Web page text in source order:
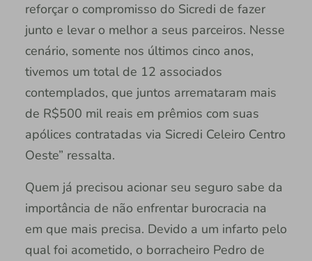
reforçar o compromisso do Sicredi de fazer
junto e levar o melhor a seus parceiros. Nesse
cenário, somente nos últimos cinco anos,
tivemos um total de 12 associados
contemplados, que juntos arremataram mais
de R$500 mil reais em prêmios com suas
apólices contratadas via Sicredi Celeiro Centro
Oeste” ressalta.
Quem já precisou acionar seu seguro sabe da
importância de não enfrentar burocracia na
em que mais precisa. Devido a um infarto pelo
qual foi acometido, o borracheiro Pedro de